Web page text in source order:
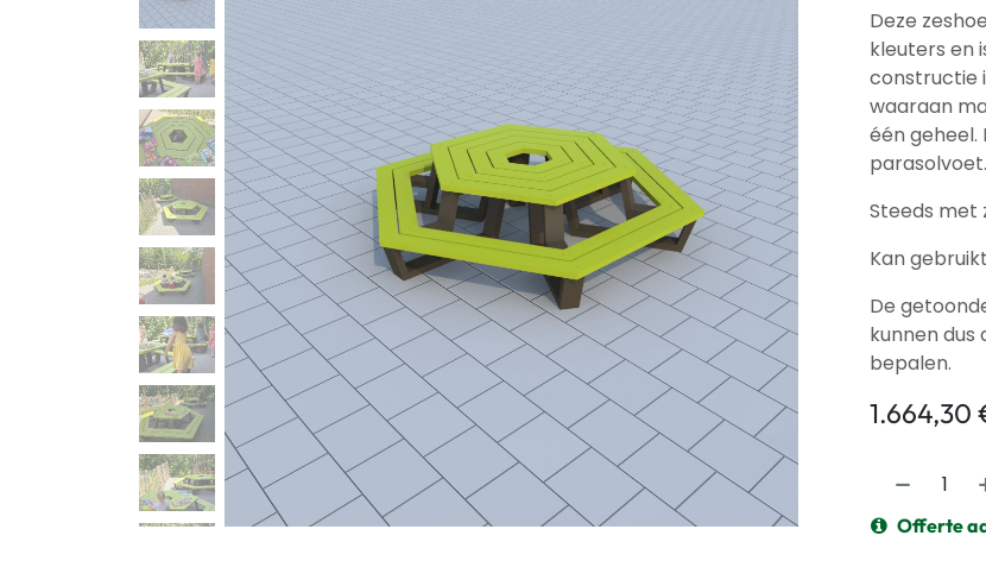
Deze
kleuters en
constructie
waaraan
één
parasolvoet.
Steeds met
Kan
De
kunnen dus
bepalen.
1.664,30
Offerte